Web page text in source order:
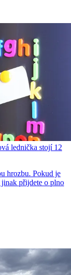
lednička stojí 12
hrozbu. Pokud je
jinak přijdete o plno